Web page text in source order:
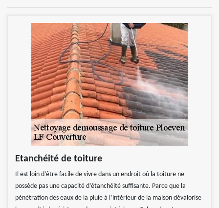
Etanchéité de toiture
Il est loin d’être facile de vivre dans un endroit où la toiture ne
possède pas une capacité d’étanchéité suffisante. Parce que la
pénétration des eaux de la pluie à l’intérieur de la maison dévalorise